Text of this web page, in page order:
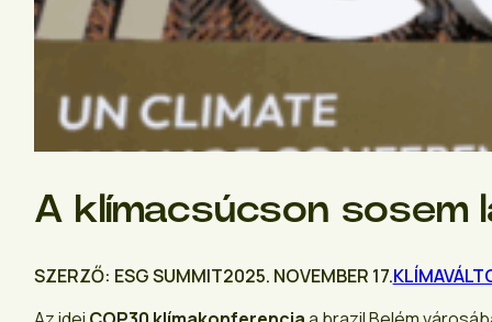
A klímacsúcson sosem
SZERZŐ: ESG SUMMIT2025. NOVEMBER 17.